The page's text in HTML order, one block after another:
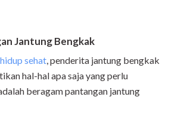
Jantung Bengkak
sehat, penderita jantung bengkak
hal-hal apa saja yang perlu
beragam pantangan jantung